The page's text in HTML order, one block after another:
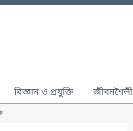
বিজ্ঞান ও প্রযুক্তি জীবনশৈলী